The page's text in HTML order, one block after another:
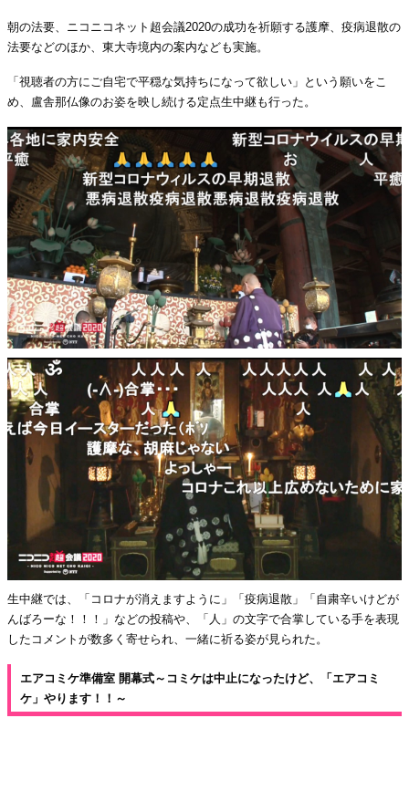
朝の法要、ニコニコネット超会議2020の成功を祈願する護摩、疫病退散の
法要などのほか、東大寺境内の案内なども実施。
「視聴者の方にご自宅で平穏な気持ちになって欲しい」という願いをこ
め、盧舎那仏像のお姿を映し続ける定点生中継も行った。
生中継では、「コロナが消えますように」「疫病退散」「自粛辛いけどが
んばろーな！！！」などの投稿や、「人」の文字で合掌している手を表現
したコメントが数多く寄せられ、一緒に祈る姿が見られた。
エアコミケ準備室 開幕式～コミケは中止になったけど、「エアコミ
ケ」やります！！～